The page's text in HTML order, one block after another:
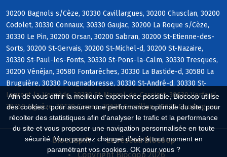
Afin de vous offrir la meilleure expérience possible, Biocoop utilise
des cookies : pour assurer une performance optimale du site, pour
récolter des statistiques afin d'analyser le trafic et la performance
du site et vous proposer une navigation personnalisée en toute
sécurité. Vous pouvez changer d'avis à tout moment en
paramétrant vos cookies. OK pour vous ?
30200 Bagnols s/Cèze, 30330 Cavillargues, 30200 Chusclan, 30200
Codolet, 30330 Connaux, 30330 Gaujac, 30200 La Roque s/Cèze,
30330 Le Pin, 30200 Orsan, 30200 Sabran, 30200 St-Etienne-des-
Sorts, 30200 St-Gervais, 30200 St-Michel-d, 30200 St-Nazaire,
30330 St-Paul-les-Fonts, 30330 St-Pons-la-Calm, 30330 Tresques,
30200 Vénéjan, 30580 Fontarèches, 30330 La Bastide-d, 30580 La
Bruguière, 30330 Pougnadoresse, 30330 St-André-d, 30330 St-
Laurent-la-Vernède, 30330 St-Marcel-de-Careiret, 30630 Verfeuil,
30760 Aiguèze, 30130 Carsan, 30630 Cornillon, 30630 Goudargues
Biocoop.fr
Le réseau Biocoop
Copyright Biocoop 2026